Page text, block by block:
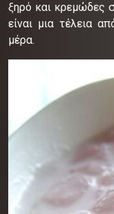
ξηρό και κρεμώδες
είναι μια τέλεια
μέρα.